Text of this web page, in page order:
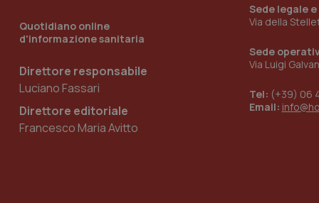
Quotidiano online
d'informazione sanitaria
Direttore responsabile
Luciano Fassari
Direttore editoriale
Francesco Maria Avitto
Sede legale
Via della
Sede
Via Luigi
Tel: (+39) 06
Email:
Nome